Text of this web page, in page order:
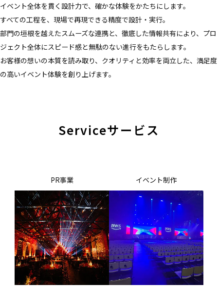
イベント全体を貫く設計力で、確かな体験をかたちにします。
すべての工程を、現場で再現できる精度で設計・実行。
部門の垣根を越えたスムーズな連携と、徹底した情報共有により、プロ
ジェクト全体にスピード感と無駄のない進行をもたらします。
お客様の想いの本質を読み取り、クオリティと効率を両立した、満足度
の高いイベント体験を創り上げます。
Serviceサービス
PR事業 イベント制作